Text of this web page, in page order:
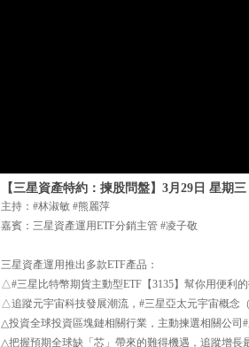
【三星資產特約：揀股問盤】3月29日 星期
主持：#林淑敏 #熊麗萍
嘉賓：三星資產運用ETF分銷主管 #凌子敬
三星資產運用推出多款ETF產品：
△#三星比特幣期貨主動型ETF【3135】幫你用便利
△追蹤元宇宙科技發展潮流，#三星亞太元宇宙概念
△投資全球投資區塊鏈相關行業，主動揀選相關公司
△把握預期全球缺「芯」帶來的難得機遇，追蹤增長